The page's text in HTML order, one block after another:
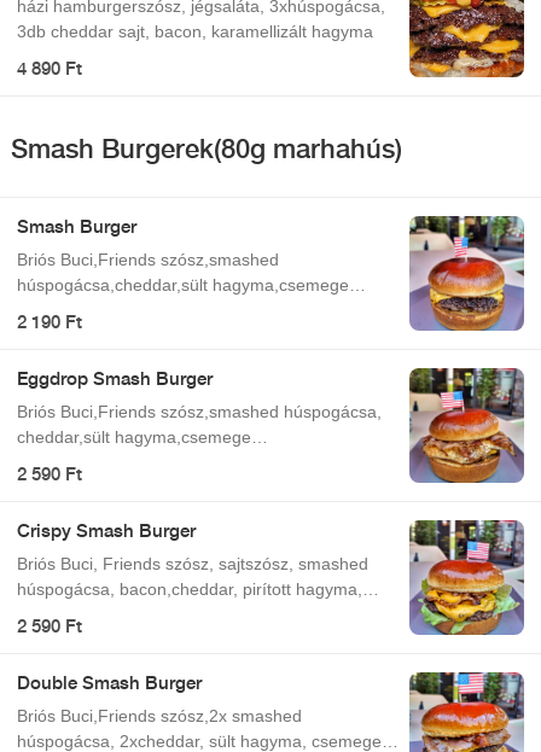
házi hamburgerszósz, jégsaláta, 3xhúspogácsa,
3db cheddar sajt, bacon, karamellizált hagyma
4 890 Ft
Smash Burgerek(80g marhahús)
Smash Burger
Briós Buci,Friends szósz,smashed
húspogácsa,cheddar,sült hagyma,csemege
2 190 Ft
Eggdrop Smash Burger
Briós Buci,Friends szósz,smashed húspogácsa,
cheddar,sült hagyma,csemege
2 590 Ft
Crispy Smash Burger
Briós Buci, Friends szósz, sajtszósz, smashed
húspogácsa, bacon,cheddar, pirított hagyma,
2 590 Ft
Double Smash Burger
Briós Buci,Friends szósz,2x smashed
húspogácsa, 2xcheddar, sült hagyma, csemege